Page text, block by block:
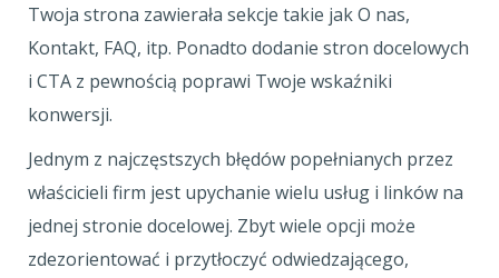
Twoja strona zawierała sekcje takie jak O nas,
Kontakt, FAQ, itp. Ponadto dodanie stron docelowych
i CTA z pewnością poprawi Twoje wskaźniki
konwersji.
Jednym z najczęstszych błędów popełnianych przez
właścicieli firm jest upychanie wielu usług i linków na
jednej stronie docelowej. Zbyt wiele opcji może
zdezorientować i przytłoczyć odwiedzającego,